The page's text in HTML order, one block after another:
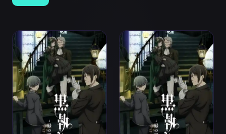
Ver Kuroshitsuji: Midori no Majo-hen Episodio 1
Ver Kuroshitsuji: Midori no